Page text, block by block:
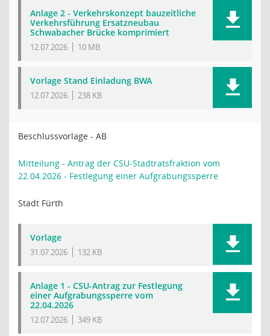
Anlage 2 - Verkehrskonzept bauzeitliche
Verkehrsführung Ersatzneubau
Schwabacher Brücke komprimiert
12.07.2026 10 MB
Vorlage Stand Einladung BWA
12.07.2026 238 KB
Beschlussvorlage - AB
Mitteilung - Antrag der CSU-Stadtratsfraktion vom
22.04.2026 - Festlegung einer Aufgrabungssperre
Stadt Fürth
Vorlage
31.07.2026 132 KB
Anlage 1 - CSU-Antrag zur Festlegung
einer Aufgrabungssperre vom
22.04.2026
12.07.2026 349 KB